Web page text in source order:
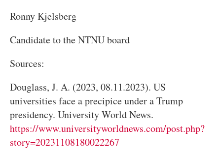
Ronny Kjelsberg
Candidate to the NTNU board
Sources:
Douglass, J. A. (2023, 08.11.2023). US
universities face a precipice under a Trump
presidency. University World News.
https://www.universityworldnews.com/post.php?
story=20231108180022267